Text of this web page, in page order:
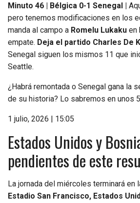
Minuto 46 | Bélgica 0-1 Senegal |
pero tenemos modificaciones en los
manda al campo a Romelu Lukaku en
empate. Deja el partido Charles De
Senegal siguen los mismos 11 que
Seattle.
¿Habrá remontada o Senegal gana la
de su historia? Lo sabremos en unos
1 julio, 2026 | 15:05
Estados Unidos y
pendientes de este
La jornada del miércoles terminará en
Estadio San Francisco, Estados